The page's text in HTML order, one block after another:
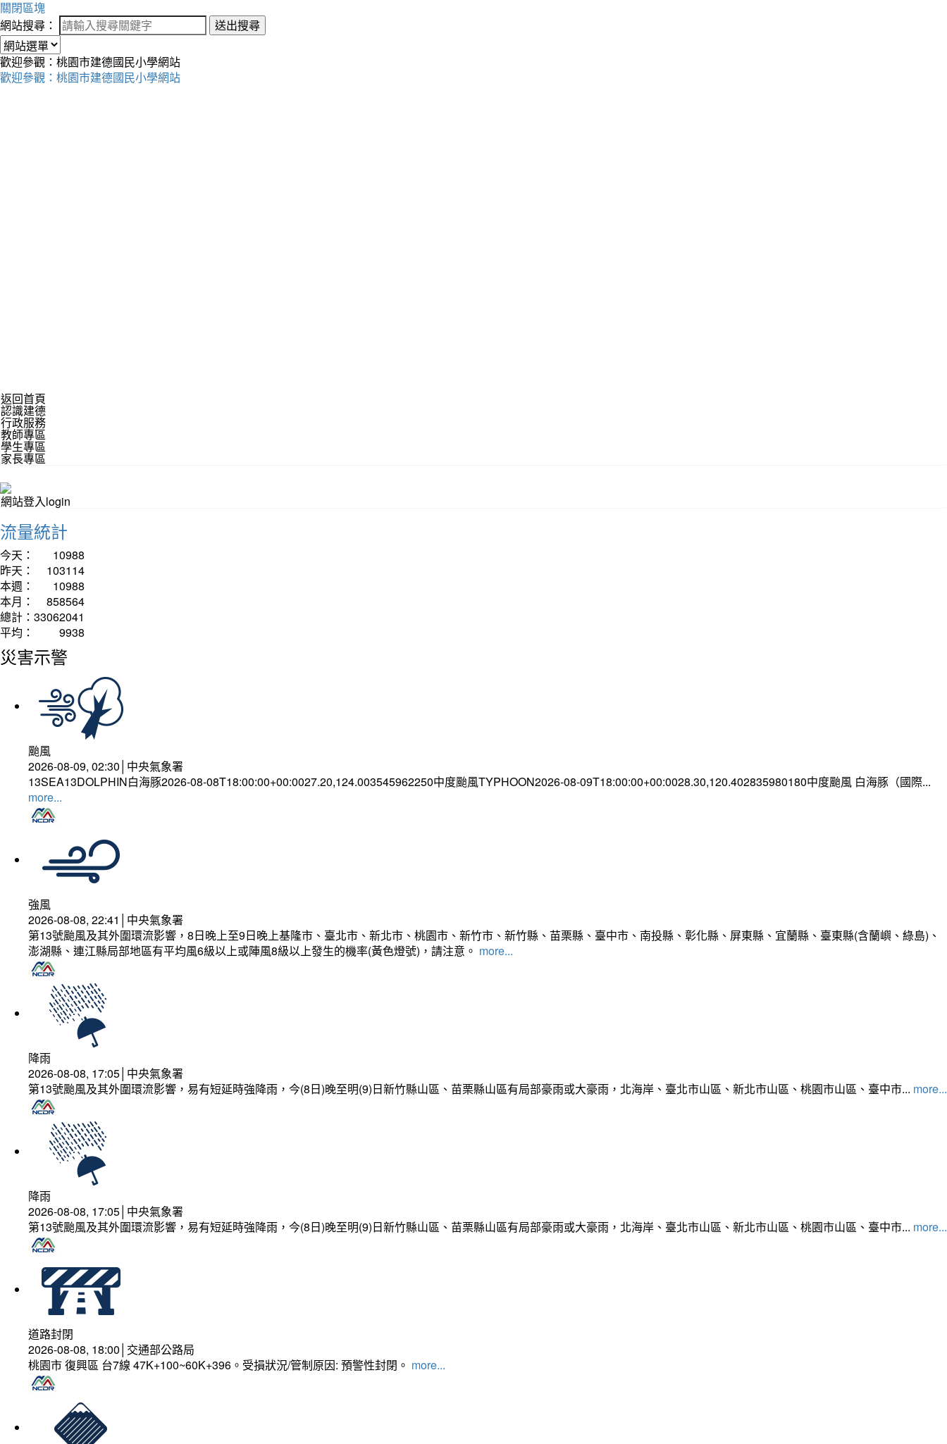
關閉區塊
網站搜尋：
送出搜尋
歡迎參觀：桃園市建德國民小學網站
歡迎參觀：桃園市建德國民小學網站
返回首頁
認識建德
行政服務
教師專區
學生專區
家長專區
網站登入login
流量統計
今天：
10988
昨天：
103114
本週：
10988
本月：
858564
總計： 33062041
平均：
9938
災害示警
颱風
2026-08-09, 02:30│中央氣象署
13SEA13DOLPHIN白海豚2026-08-08T18:00:00+00:0027.20,124.003545962250中度颱風TYPHOON2026-08-09T18:00:00+00:0028.30,120.402835980180中度颱風 白海豚（國際...
more...
強風
2026-08-08, 22:41│中央氣象署
第13號颱風及其外圍環流影響，8日晚上至9日晚上基隆市、臺北市、新北市、桃園市、新竹市、新竹縣、苗栗縣、臺中市、南投縣、彰化縣、屏東縣、宜蘭縣、臺東縣(含蘭嶼、綠島)、
澎湖縣、連江縣局部地區有平均風6級以上或陣風8級以上發生的機率(黃色燈號)，請注意。 more...
降雨
2026-08-08, 17:05│中央氣象署
第13號颱風及其外圍環流影響，易有短延時強降雨，今(8日)晚至明(9)日新竹縣山區、苗栗縣山區有局部豪雨或大豪雨，北海岸、臺北市山區、新北市山區、桃園市山區、臺中市... more...
降雨
2026-08-08, 17:05│中央氣象署
第13號颱風及其外圍環流影響，易有短延時強降雨，今(8日)晚至明(9)日新竹縣山區、苗栗縣山區有局部豪雨或大豪雨，北海岸、臺北市山區、新北市山區、桃園市山區、臺中市... more...
道路封閉
2026-08-08, 18:00│交通部公路局
桃園市 復興區 台7線 47K+100~60K+396。受損狀況/管制原因: 預警性封閉。 more...